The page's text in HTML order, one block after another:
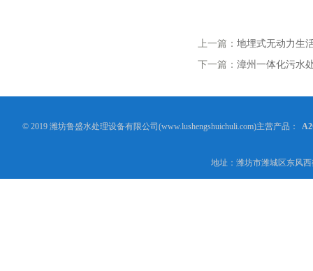
上一篇： 地埋式无动力生
下一篇： 漳州一体化污水
© 2019 潍坊鲁盛水处理设备有限公司(www.lushengshuichuli.com)主营产品：
地址：潍坊市潍城区东风